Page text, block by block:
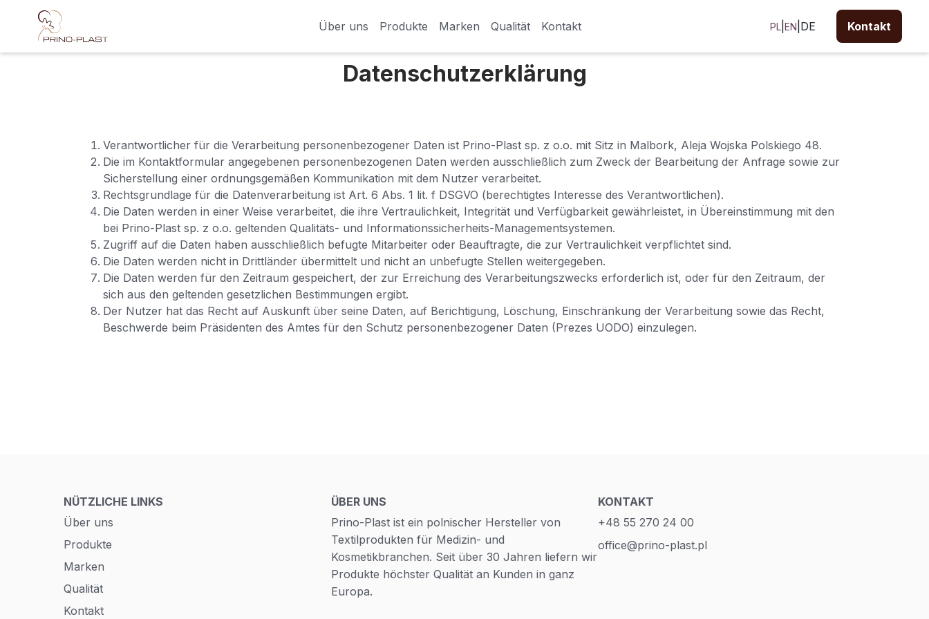
Skip to Content
Über uns
Produkte Marken Qualität Kontakt PL EN DE Kontakt
Über uns Produkte Marken Qualität Kontakt PL EN DE Kontakt
Datenschutz­erklärung ​
Verantwortlicher für die Verarbeitung personenbezogener Daten ist Prino-Plast sp. z o.o. mit Sitz in Malbork, Aleja Wojska Polskiego 48.
Die im Kontaktformular angegebenen personenbezogenen Daten werden ausschließlich zum Zweck der Bearbeitung der Anfrage sowie zur
Sicherstellung einer ordnungsgemäßen Kommunikation mit dem Nutzer verarbeitet.
Rechtsgrundlage für die Datenverarbeitung ist Art. 6 Abs. 1 lit. f DSGVO (berechtigtes Interesse des Verantwortlichen).
Die Daten werden in einer Weise verarbeitet, die ihre Vertraulichkeit, Integrität und Verfügbarkeit gewährleistet, in Übereinstimmung mit den
bei Prino-Plast sp. z o.o. geltenden Qualitäts- und Informationssicherheits-Managementsystemen.
Zugriff auf die Daten haben ausschließlich befugte Mitarbeiter oder Beauftragte, die zur Vertraulichkeit verpflichtet sind.
Die Daten werden nicht in Drittländer übermittelt und nicht an unbefugte Stellen weitergegeben.
Die Daten werden für den Zeitraum gespeichert, der zur Erreichung des Verarbeitungszwecks erforderlich ist, oder für den Zeitraum, der
sich aus den geltenden gesetzlichen Bestimmungen ergibt.
Der Nutzer hat das Recht auf Auskunft über seine Daten, auf Berichtigung, Löschung, Einschränkung der Verarbeitung sowie das Recht,
Beschwerde beim Präsidenten des Amtes für den Schutz personenbezogener Daten (Prezes UODO) einzulegen.
NÜTZLICHE LINKS
Über uns
Produkte
Marken
Qualität
Kontakt
ÜBER UNS
Prino-Plast ist ein polnischer Hersteller von
Textilprodukten für Medizin- und
Kosmetikbranchen. Seit über 30 Jahren liefern wir
Produkte höchster Qualität an Kunden in ganz
Europa.
KONTAKT
+48 55 270 24 00
office@prino-plast.pl